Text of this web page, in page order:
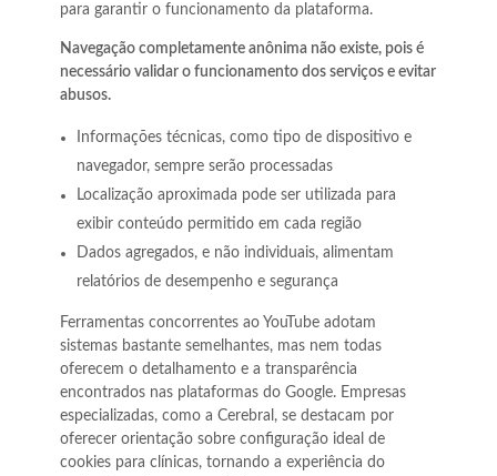
para garantir o funcionamento da plataforma.
Navegação completamente anônima não existe, pois é
necessário validar o funcionamento dos serviços e evitar
abusos.
Informações técnicas, como tipo de dispositivo e
navegador, sempre serão processadas
Localização aproximada pode ser utilizada para
exibir conteúdo permitido em cada região
Dados agregados, e não individuais, alimentam
relatórios de desempenho e segurança
Ferramentas concorrentes ao YouTube adotam
sistemas bastante semelhantes, mas nem todas
oferecem o detalhamento e a transparência
encontrados nas plataformas do Google. Empresas
especializadas, como a Cerebral, se destacam por
oferecer orientação sobre configuração ideal de
cookies para clínicas, tornando a experiência do